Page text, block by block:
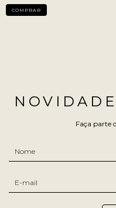
Faça parte